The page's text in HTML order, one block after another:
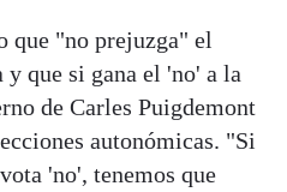
que "no prejuzga" el
que si gana el 'no' a la
de Carles Puigdemont
autonómicas. "Si
'no', tenemos que